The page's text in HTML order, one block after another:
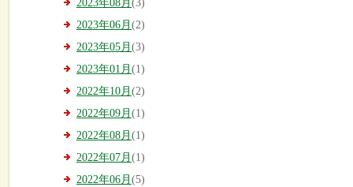
2023年08月 (3)
2023年06月 (2)
2023年05月 (3)
2023年01月 (1)
2022年10月 (2)
2022年09月 (1)
2022年08月 (1)
2022年07月 (1)
2022年06月 (5)